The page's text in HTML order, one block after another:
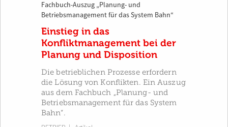
Fachbuch-Auszug „Planung- und
Betriebsmanagement für das System Bahn“
Einstieg in das
Konfliktmanagement bei der
Planung und Disposition
Die betrieblichen Prozesse erfordern
die Lösung von Konflikten. Ein Auszug
aus dem Fachbuch „Planung- und
Betriebsmanagement für das System
Bahn“.